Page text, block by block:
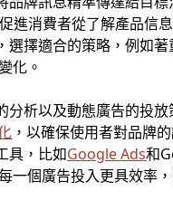
進消費者從了解產品信
擇適合的策略，例如
化。
析以及動態廣告的投
，以確保使用者對品牌
具，比如Google Ads和
個廣告投入更具效率